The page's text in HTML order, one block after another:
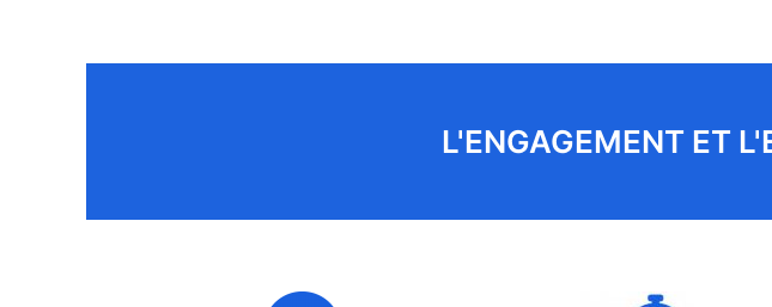
L'ENGAGEMENT ET